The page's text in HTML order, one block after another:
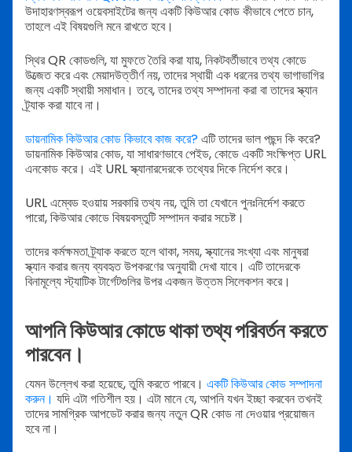
উদাহারণস্বরূপ ওয়েবসাইটের জন্য একটি কিউআর কোড কীভাবে পেতে চান,
তাহলে এই বিষয়গুলি মনে রাখতে হবে।
স্থির QR কোডগুলি, যা মুফতে তৈরি করা যায়, নিকটবর্তীভাবে তথ্য কোডে
উত্জেত করে এবং মেয়াদউত্তীর্ণ নয়, তাদের স্থায়ী এক ধরনের তথ্য ভাগাভাগির
জন্য একটি স্থায়ী সমাধান। তবে, তাদের তথ্য সম্পাদনা করা বা তাদের স্ক্যান
ট্র্যাক করা যাবে না।
ডায়নামিক কিউআর কোড কিভাবে কাজ করে?এটি তাদের ভাল পছন্দ কি করে?
ডায়নামিক কিউআর কোড, যা সাধারণভাবে পেইড, কোডে একটি সংক্ষিপ্ত URL
এনকোড করে। এই URL স্ক্যানারদেরকে তথ্যের দিকে নির্দেশ করে।
URL এম্বেড হওয়ায় সরকারি তথ্য নয়, তুমি তা যেখানে পুনঃনির্দেশ করতে
পারো, কিউআর কোডে বিষয়বস্তুটি সম্পাদন করার সচেষ্ট।
তাদের কর্মক্ষমতা ট্র্যাক করতে হলে থাকা, সময়, স্ক্যানের সংখ্যা এবং মানুষরা
স্ক্যান করার জন্য ব্যবহৃত উপকরণের অনুযায়ী দেখা যাবে। এটি তাদেরকে
বিনামূল্যে স্ট্যাটিক টার্গেটগুলির উপর একজন উত্তম সিলেকশন করে।
আপনি কিউআর কোডে থাকা তথ্য পরিবর্তন করতে
পারবেন।
যেমন উল্লেখ করা হয়েছে, তুমি করতে পারবে। একটি কিউআর কোড সম্পাদনা
করুন। যদি এটা গতিশীল হয়। এটা মানে যে, আপনি যখন ইচ্ছা করবেন তখনই
তাদের সামগ্রিক আপডেট করার জন্য নতুন QR কোড না দেওয়ার প্রয়োজন
হবে না।